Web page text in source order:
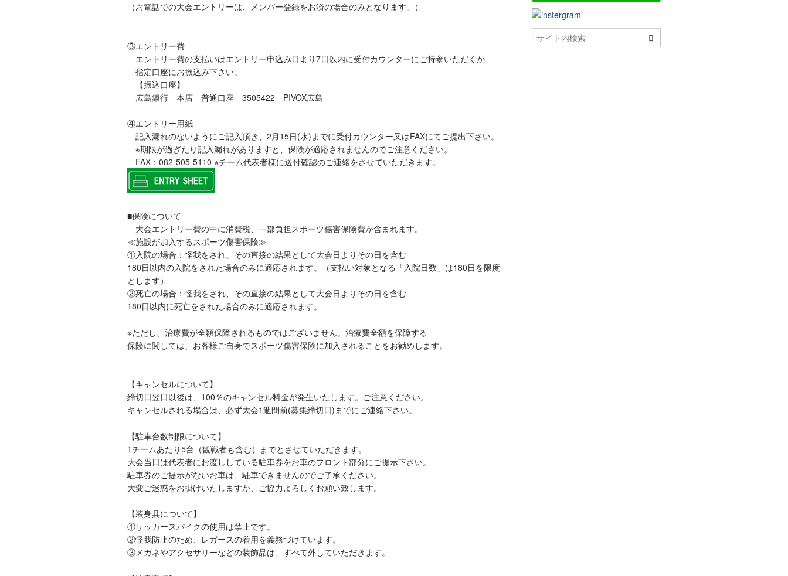
（お電話での大会エントリーは、メンバー登録をお済の場合のみとなります。）
③エントリー費
エントリー費の支払いはエントリー申込み日より7日以内に受付カウンターにご持参いただくか、
指定口座にお振込み下さい。
【振込口座】
広島銀行 本店 普通口座 3505422 PIVOX広島
④エントリー用紙
記入漏れのないようにご記入頂き、2月15日(水)までに受付カウンター又はFAXにてご提出下さい。
※期限が過ぎたり記入漏れがありますと、保険が適応されませんのでご注意ください。
FAX：082-505-5110 ※チーム代表者様に送付確認のご連絡をさせていただきます。
■保険について
大会エントリー費の中に消費税、一部負担スポーツ傷害保険費が含まれます。
≪施設が加入するスポーツ傷害保険≫
①入院の場合：怪我をされ、その直接の結果として大会日よりその日を含む
180日以内の入院をされた場合のみに適応されます。（支払い対象となる「入院日数」は180日を限度
とします）
②死亡の場合：怪我をされ、その直接の結果として大会日よりその日を含む
180日以内に死亡をされた場合のみに適応されます。
※ただし、治療費が全額保障されるものではございません。治療費全額を保障する
保険に関しては、お客様ご自身でスポーツ傷害保険に加入されることをお勧めします。
【キャンセルについて】
締切日翌日以後は、100％のキャンセル料金が発生いたします。ご注意ください。
キャンセルされる場合は、必ず大会1週間前(募集締切日)までにご連絡下さい。
【駐車台数制限について】
1チームあたり5台（観戦者も含む）までとさせていただきます。
大会当日は代表者にお渡ししている駐車券をお車のフロント部分にご提示下さい。
駐車券のご提示がないお車は、駐車できませんのでご了承ください。
大変ご迷惑をお掛けいたしますが、ご協力よろしくお願い致します。
【装身具について】
①サッカースパイクの使用は禁止です。
②怪我防止のため、レガースの着用を義務づけています。
③メガネやアクセサリーなどの装飾品は、すべて外していただきます。
